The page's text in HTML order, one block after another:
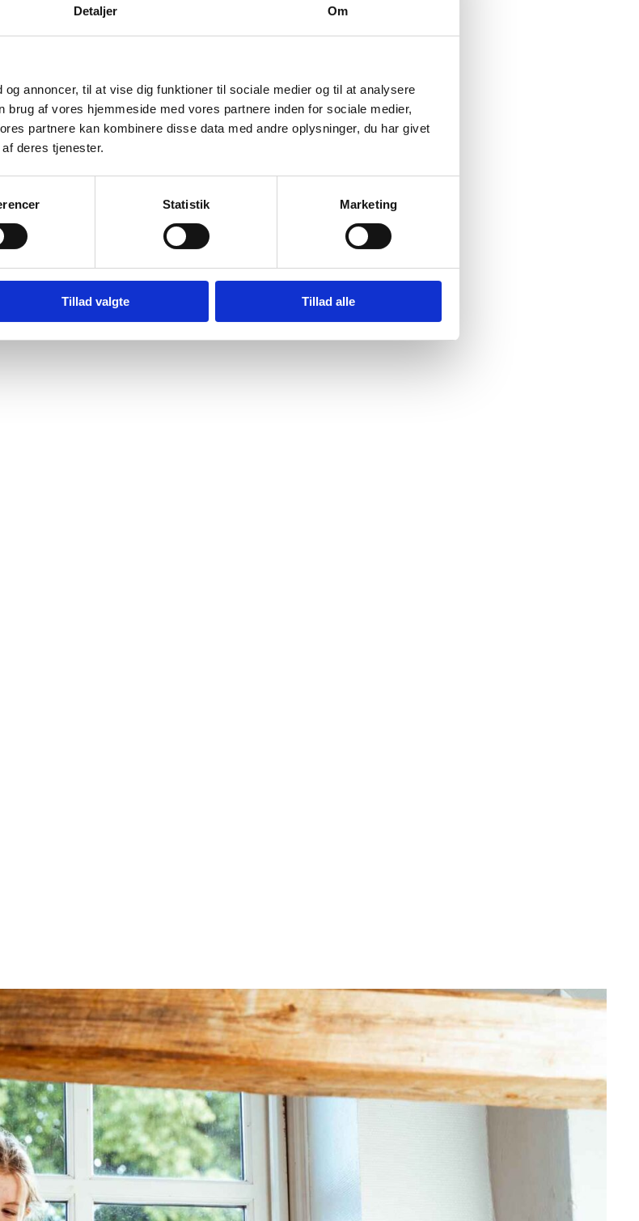
Detaljer Om
annoncer, til at vise dig funktioner til sociale medier og til at analysere
af vores hjemmeside med vores partnere inden for sociale medier,
partnere kan kombinere disse data med andre oplysninger, du har givet
deres tjenester.
Statistik Marketing
Tillad valgte Tillad alle